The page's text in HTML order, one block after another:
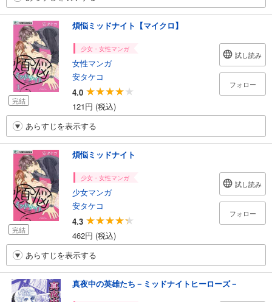
完結
煩悩ミッドナイト【マイクロ】
少女・女性マンガ
女性マンガ
安タケコ
4.0
121円 (税込)
試し読み
フォロー
あらすじを表示する
完結
煩悩ミッドナイト
少女・女性マンガ
少女マンガ
安タケコ
4.3
462円 (税込)
試し読み
フォロー
あらすじを表示する
真夜中の英雄たち－ミッドナイトヒーローズ－